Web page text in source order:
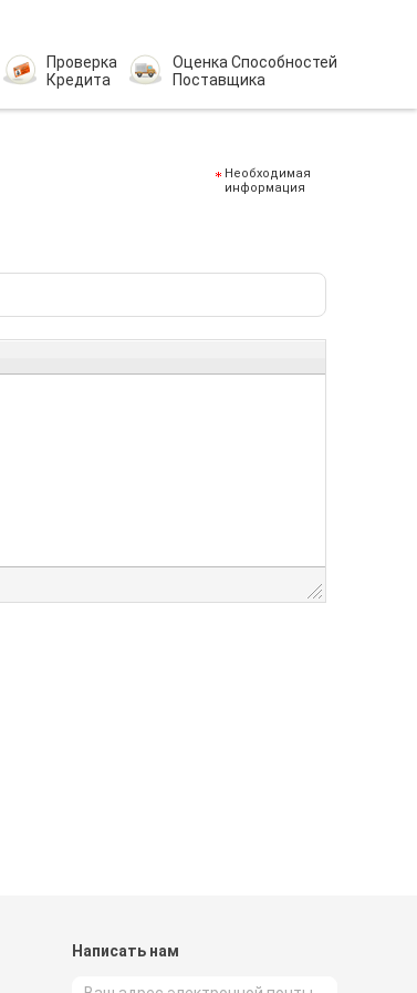
Проверка
Кредита
Оценка Способностей
Поставщика
Необходимая
информация
Написать нам